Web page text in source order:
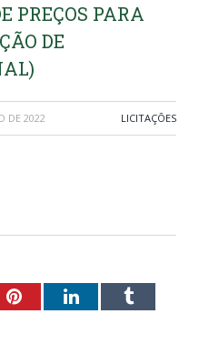
PREÇOS PARA
DE
DE 2022 LICITAÇÕES
PinterestLinkedInTumblr